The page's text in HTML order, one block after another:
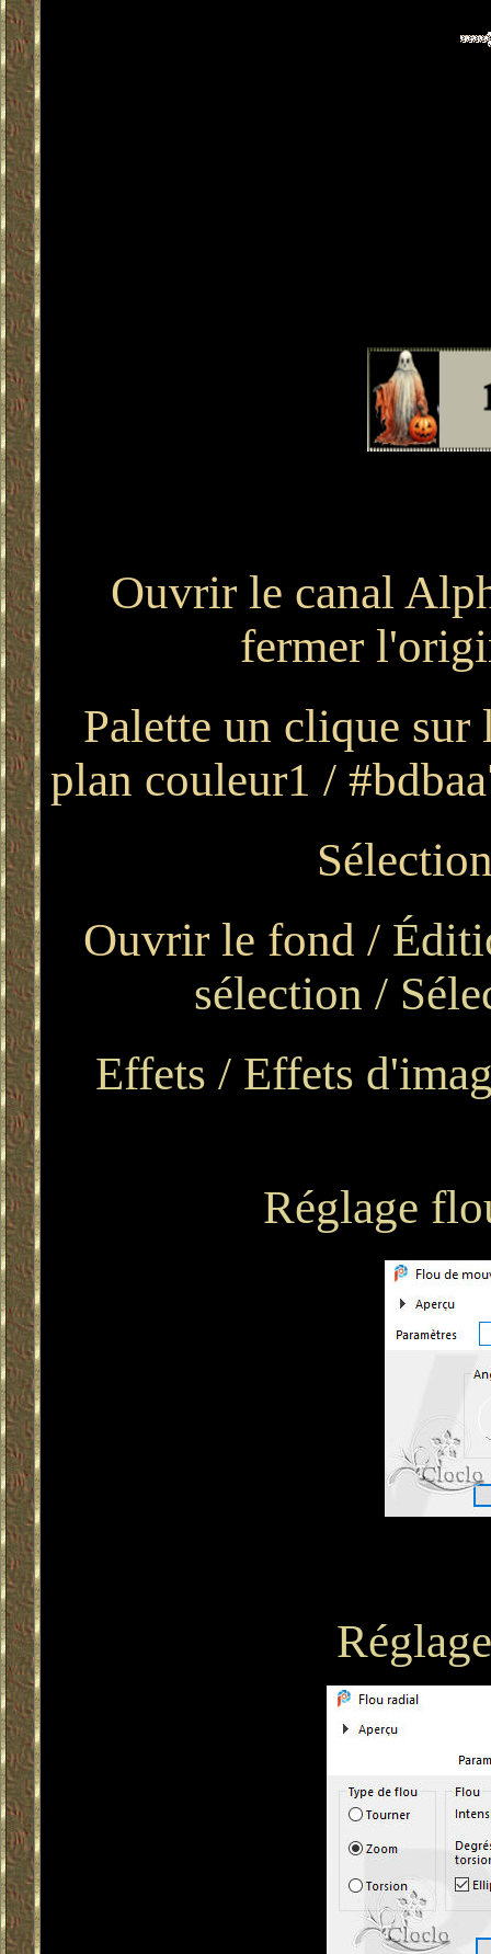
Ouvrir le canal
fermer
Palette un clique
plan couleur1 /
Ouvrir le fond /
sélection /
Effets / Effets
Réglage